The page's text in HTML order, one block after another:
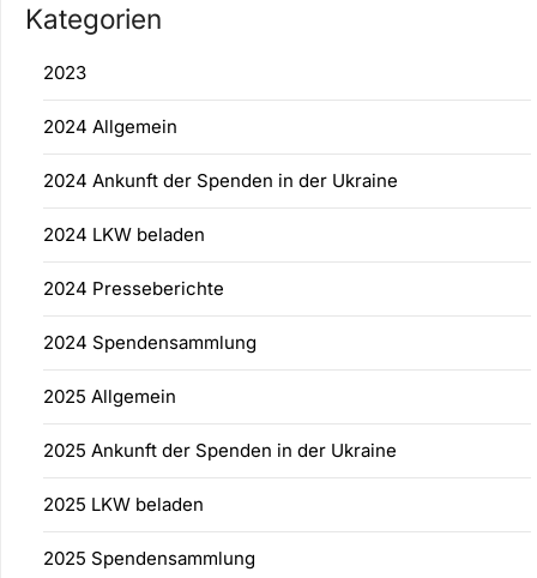
Kategorien
2023
2024 Allgemein
2024 Ankunft der Spenden in der Ukraine
2024 LKW beladen
2024 Presseberichte
2024 Spendensammlung
2025 Allgemein
2025 Ankunft der Spenden in der Ukraine
2025 LKW beladen
2025 Spendensammlung